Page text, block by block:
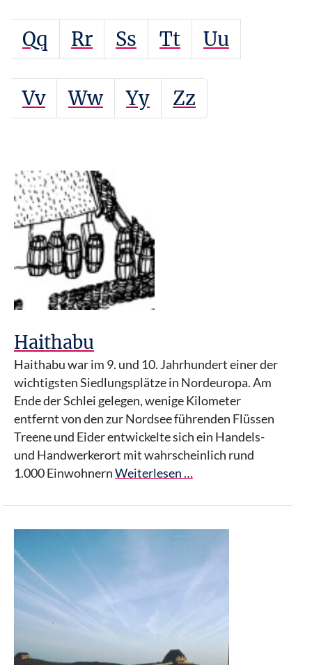
Qq Rr Ss Tt Uu
Vv Ww Yy Zz
Haithabu
Haithabu war im 9. und 10. Jahrhundert einer der
wichtigsten Siedlungsplätze in Nordeuropa. Am
Ende der Schlei gelegen, wenige Kilometer
entfernt von den zur Nordsee führenden Flüssen
Treene und Eider entwickelte sich ein Handels-
und Handwerkerort mit wahrscheinlich rund
1.000 EinwohnernWeiterlesen …